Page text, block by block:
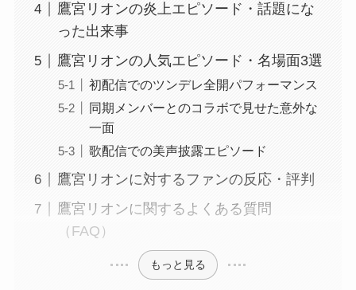
鷹宮リオンの炎上エピソード・話題にな
った出来事
鷹宮リオンの人気エピソード・名場面3選
初配信でのツンデレ全開パフォーマンス
同期メンバーとのコラボで見せた意外な
一面
歌配信での美声披露エピソード
鷹宮リオンに対するファンの反応・評判
鷹宮リオンに関するよくある質問
（FAQ）
もっと見る